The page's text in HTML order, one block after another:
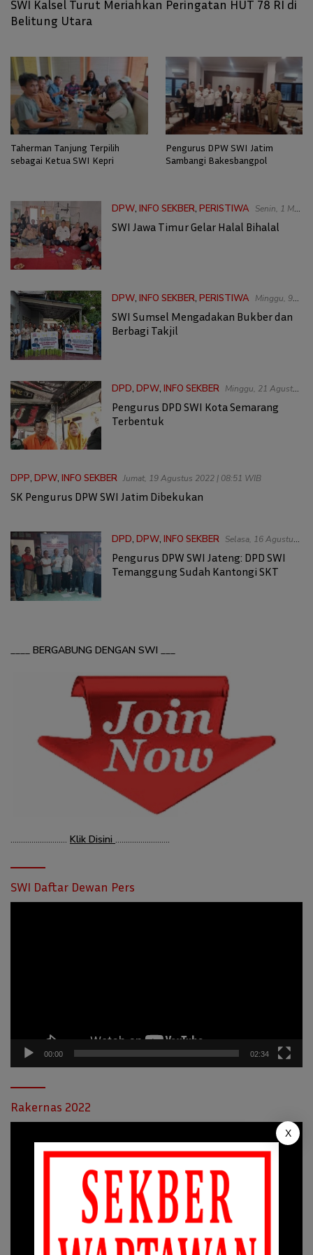
SWI Kalsel Turut Meriahkan Peringatan HUT 78 RI di
Belitung Utara
Taherman Tanjung Terpilih
sebagai Ketua SWI Kepri
Pengurus DPW SWI Jatim
Sambangi Bakesbangpol
DPW, INFO SEKBER, PERISTIWA Senin, 1 Mei
2023 | 07:23 WIB
SWI Jawa Timur Gelar Halal Bihalal
DPW, INFO SEKBER, PERISTIWA Minggu, 9
April 2023 | 02:16 WIB
SWI Sumsel Mengadakan Bukber dan
Berbagi Takjil
DPD, DPW, INFO SEKBER Minggu, 21 Agustus
2022 | 22:33 WIB
Pengurus DPD SWI Kota Semarang
Terbentuk
DPP, DPW, INFO SEKBER Jumat, 19 Agustus 2022 | 08:51 WIB
SK Pengurus DPW SWI Jatim Dibekukan
DPD, DPW, INFO SEKBER Selasa, 16 Agustus
2022 | 21:49 WIB
Pengurus DPW SWI Jateng: DPD SWI
Temanggung Sudah Kantongi SKT
BERGABUNG DENGAN SWI
……………………… Klik Disini ……………………..
SWI Daftar Dewan Pers
00:00 02:34
Rakernas 2022
Video
X